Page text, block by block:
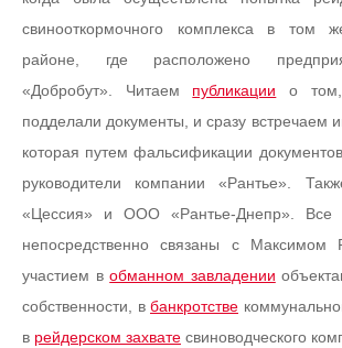
свинооткормочного комплекса в том
районе, где расположено
«Добробут». Читаем публикации о том,
подделали документы, и сразу встречаем
которая путем фальсификации
руководители компании «Рантье».
«Цессия» и ООО «Рантье-Днепр». Все
непосредственно связаны с Максимом
участием вобманном завладении
собственности, в банкротстве
в рейдерском захвате свиноводческого